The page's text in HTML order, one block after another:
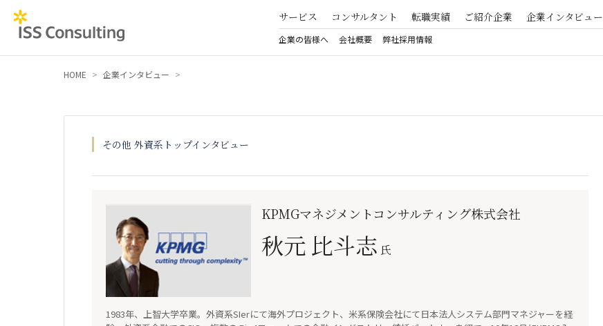
サービス コンサルタント 転職実績 ご紹介企業 企業インタビュー
企業の皆様へ 会社概要 弊社採用情報
HOME 企業インタビュー
その他 外資系トップインタビュー
KPMGマネジメントコンサルティング株式会社
秋元 比斗志 氏
1983年、上智大学卒業。外資系SIerにて海外プロジェクト、米系保険会社にて日本法人システム部門マネジャーを経